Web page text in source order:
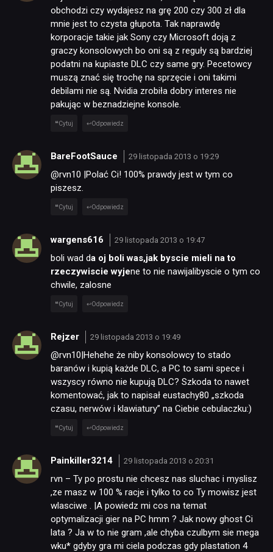
obchodzi czy wydajesz na grę 200 czy 300 zł dla
mnie jest to czysta głupota. Tak naprawdę
korporacje takie jak Sony czy Microsoft doją z
graczy konsolowych bo oni są z reguły są bardziej
podatni na kupiaste DLC czy same gry. Pecetowcy
muszą znać się trochę na sprzęcie i oni takimi
debilami nie są. Nvidia zrobiła dobry interes nie
pakując w beznadziejne konsole.
Cytuj Odpowiedz
BareFootSauce 29 listopada 2013 o 19:29
@rvn10 |Polać Ci! 100% prawdy jest w tym co
piszesz.
Cytuj Odpowiedz
wargens616 29 listopada 2013 o 19:47
boli wad da oj boli was,jak byscie mieli na to
rzeczywiscie wyjene to nie nawijalibyscie o tym co
chwile, zalosne
Cytuj Odpowiedz
Rejzer 29 listopada 2013 o 19:49
@rvn10|Hehehe że niby konsolowcy to stado
baranów i kupią każde DLC, a PC to sami spece i
wszyscy równo nie kupują DLC? Szkoda to nawet
komentować, jak to napisał eustachy80 „szkoda
czasu, nerwów i klawiatury” na Ciebie cebulaczku:)
Cytuj Odpowiedz
Painkiller3214 29 listopada 2013 o 20:31
rvn – Ty po prostu nie chcesz nas sluchac i myslisz
,ze masz w 100 % racje i tylko to co Ty mowisz jest
wlasciwe . |A powiedz mi cos na temat
optymalizacji gier na PC hmm ? Jak nowy ghost Ci
lata ? Ja w to nie gram ,ale chyba czulbym sie mega
wku* gdyby gra mi ciela podczas gdy plastation 4